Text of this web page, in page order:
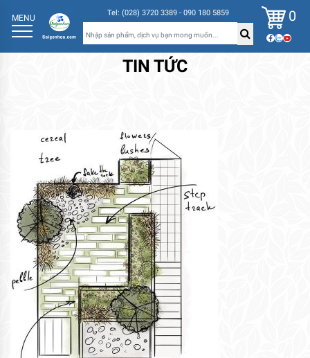
MENU Tel: (028) 3720 3389 - 090 180 5859 0
TIN TỨC